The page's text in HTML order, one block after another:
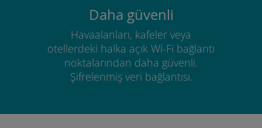
Daha güvenli
Havaalanları, kafeler veya
otellerdeki halka açık Wi-Fi bağlantı
noktalarından daha güvenli.
Şifrelenmiş veri bağlantısı.